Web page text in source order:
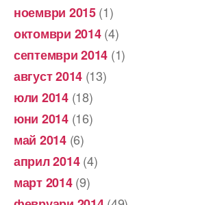
ноември 2015(1)
октомври 2014(4)
септември 2014 (1)
август 2014 (13)
юли 2014(18)
юни 2014(16)
май 2014(6)
април 2014(4)
март 2014(9)